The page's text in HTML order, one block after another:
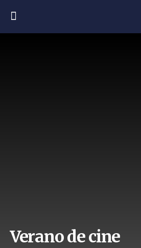
Verano de cine